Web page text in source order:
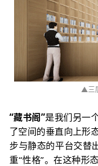
▲三
“藏书阁”是我们另一
了空间的垂直向上形
步与静态的平台交替
重“性格”。在这种形